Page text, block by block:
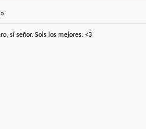
sí señor. Sois los mejores. <3